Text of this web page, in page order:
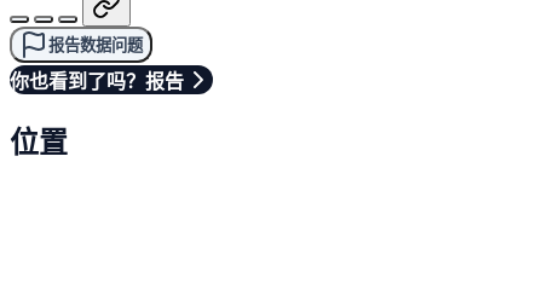
报告数据问题
你也看到了吗？报告
位置